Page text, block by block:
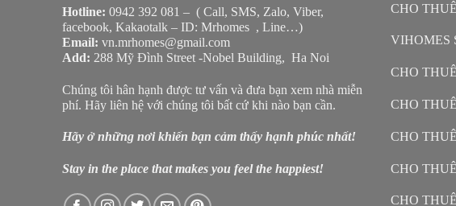
Hotline: 0942 392 081 – ( Call, SMS, Zalo, Viber,
facebook, Kakaotalk – ID: Mrhomes , Line…)
Email: vn.mrhomes@gmail.com
Add: 288 Mỹ Đình Street -Nobel Building, Ha Noi
Chúng tôi hân hạnh được tư vấn và đưa bạn xem nhà miễn
phí. Hãy liên hệ với chúng tôi bất cứ khi nào bạn cần.
Hãy ở những nơi khiến bạn cảm thấy hạnh phúc nhất!
Stay in the place that makes you feel the happiest!
CHO
VIHOMES
CHO
CHO
CHO
CHO
CHO